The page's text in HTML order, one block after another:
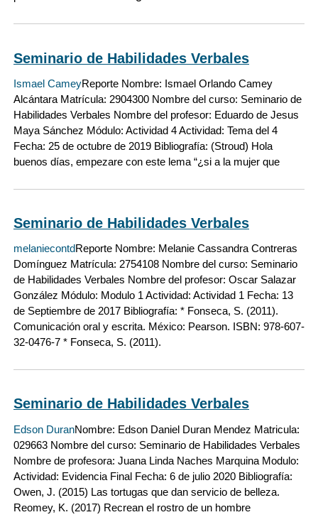
Seminario de Habilidades Verbales
Ismael CameyReporte Nombre: Ismael Orlando Camey
Alcántara Matrícula: 2904300 Nombre del curso: Seminario de
Habilidades Verbales Nombre del profesor: Eduardo de Jesus
Maya Sánchez Módulo: Actividad 4 Actividad: Tema del 4
Fecha: 25 de octubre de 2019 Bibliografía: (Stroud) Hola
buenos días, empezare con este lema “¿si a la mujer que
Seminario de Habilidades Verbales
melaniecontdReporte Nombre: Melanie Cassandra Contreras
Domínguez Matrícula: 2754108 Nombre del curso: Seminario
de Habilidades Verbales Nombre del profesor: Oscar Salazar
González Módulo: Modulo 1 Actividad: Actividad 1 Fecha: 13
de Septiembre de 2017 Bibliografía: * Fonseca, S. (2011).
Comunicación oral y escrita. México: Pearson. ISBN: 978-607-
32-0476-7 * Fonseca, S. (2011).
Seminario de Habilidades Verbales
Edson DuranNombre: Edson Daniel Duran Mendez Matricula:
029663 Nombre del curso: Seminario de Habilidades Verbales
Nombre de profesora: Juana Linda Naches Marquina Modulo:
Actividad: Evidencia Final Fecha: 6 de julio 2020 Bibliografía:
Owen, J. (2015) Las tortugas que dan servicio de belleza.
Reomey, K. (2017) Recrean el rostro de un hombre